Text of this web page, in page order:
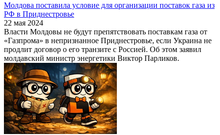
Молдова поставила условие для организации поставок газа из
РФ в Приднестровье
22 мая 2024
Власти Молдовы не будут препятствовать поставкам газа от
«Газпрома» в непризнанное Приднестровье, если Украина не
продлит договор о его транзите с Россией. Об этом заявил
молдавский министр энергетики Виктор Парликов.